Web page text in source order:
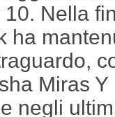
Nella
ha
Miras
negli